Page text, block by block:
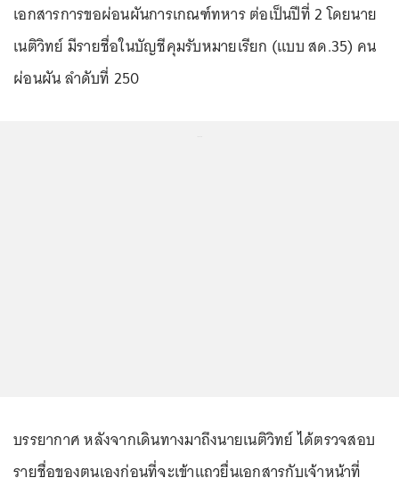
เอกสารการขอผ่อนผันการเกณฑ์ทหาร ต่อเป็นปีที่ 2 โดยนาย
เนติวิทย์ มีรายชื่อในบัญชีคุมรับหมายเรียก (แบบ สด.35) คน
ผ่อนผัน ลำดับที่ 250
บรรยากาศ หลังจากเดินทางมาถึงนายเนติวิทย์ ได้ตรวจสอบ
รายชื่อของตนเองก่อนที่จะเข้าแถวยื่นเอกสารกับเจ้าหน้าที่